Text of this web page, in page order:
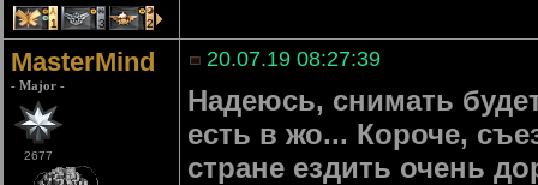
1 3 2
MasterMind
- Major -
2677
20.07.19 08:27:39
Надеюсь, снимать
есть в жо... Короче,
стране ездить очень